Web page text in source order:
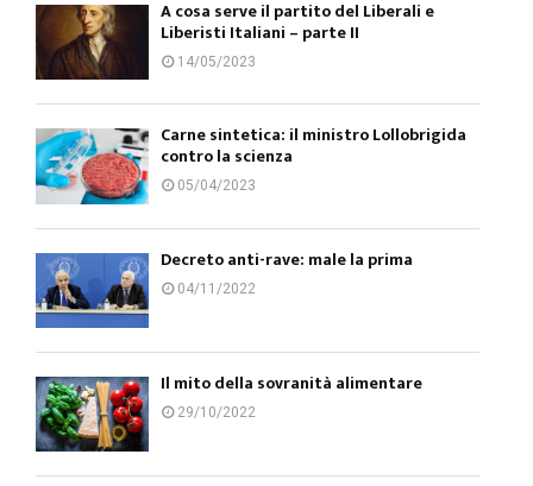
A cosa serve il partito del Liberali e
Liberisti Italiani – parte II
14/05/2023
Carne sintetica: il ministro Lollobrigida
contro la scienza
05/04/2023
Decreto anti-rave: male la prima
04/11/2022
Il mito della sovranità alimentare
29/10/2022